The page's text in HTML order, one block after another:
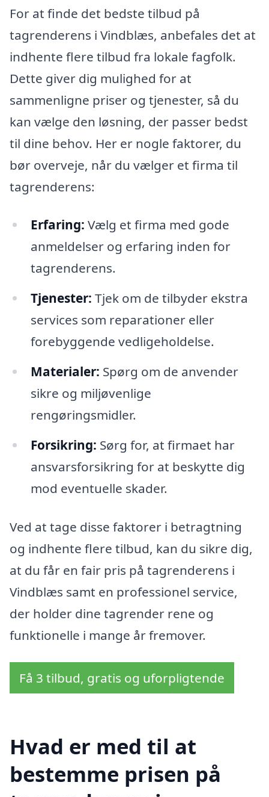
For at finde det bedste tilbud på
tagrenderens i Vindblæs, anbefales det at
indhente flere tilbud fra lokale fagfolk.
Dette giver dig mulighed for at
sammenligne priser og tjenester, så du
kan vælge den løsning, der passer bedst
til dine behov. Her er nogle faktorer, du
bør overveje, når du vælger et firma til
tagrenderens:
Erfaring: Vælg et firma med gode
anmeldelser og erfaring inden for
tagrenderens.
Tjenester: Tjek om de tilbyder ekstra
services som reparationer eller
forebyggende vedligeholdelse.
Materialer: Spørg om de anvender
sikre og miljøvenlige
rengøringsmidler.
Forsikring: Sørg for, at firmaet har
ansvarsforsikring for at beskytte dig
mod eventuelle skader.
Ved at tage disse faktorer i betragtning
og indhente flere tilbud, kan du sikre dig,
at du får en fair pris på tagrenderens i
Vindblæs samt en professionel service,
der holder dine tagrender rene og
funktionelle i mange år fremover.
Få 3 tilbud, gratis og uforpligtende
Hvad er med til at
bestemme prisen på